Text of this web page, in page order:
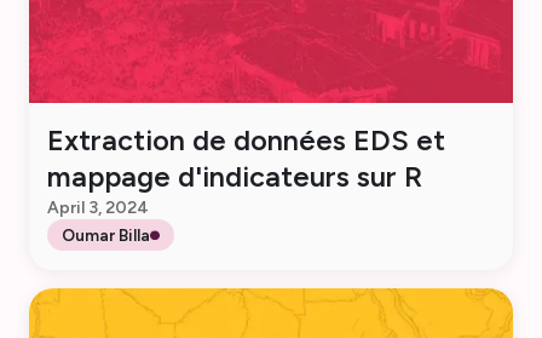
Extraction de données EDS et
mappage d'indicateurs sur R
April 3, 2024
Oumar Billa